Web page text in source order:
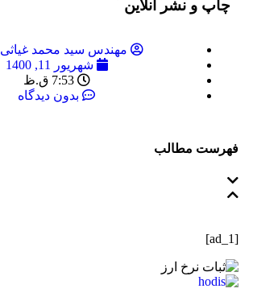
چاپ و نشر آنلاین
مهندس سید محمد
شهریور 11, 1400
7:53 ق.ظ
بدون دیدگاه
فهرست مطالب
[ad_1]